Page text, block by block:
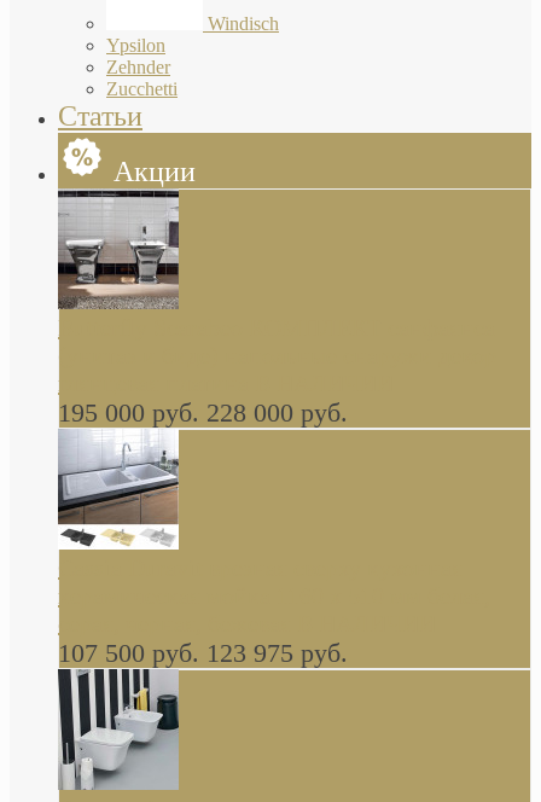
Windisch
Ypsilon
Zehnder
Zucchetti
Статьи
Акции
Butterfly Scarabeo КОМПЛЕКТ санфаянса
глянцевая платина В НАЛИЧИИ
195 000 руб. 228 000 руб.
керамическая мойка 1160 x 510 мм белая,
серая, черная, бежевая В НАЛИЧИИ
107 500 руб. 123 975 руб.